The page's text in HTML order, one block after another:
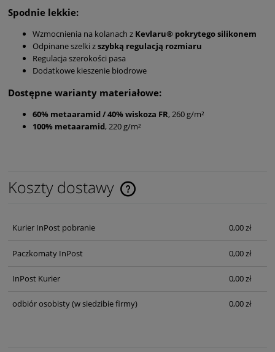
Spodnie lekkie:
Wzmocnienia na kolanach z Kevlaru® pokrytego silikonem
Odpinane szelki zszybką regulacją rozmiaru
Regulacja szerokości pasa
Dodatkowe kieszenie biodrowe
Dostępne warianty materiałowe:
60% metaaramid / 40% wiskoza FR, 260 g/m²
100% metaaramid, 220 g/m²
Koszty dostawy
Cena nie zawiera ewentualnych kosztów płatności
Kurier InPost pobranie 0,00 zł
Paczkomaty InPost 0,00 zł
InPost Kurier 0,00 zł
odbiór osobisty(w siedzibie firmy) 0,00 zł